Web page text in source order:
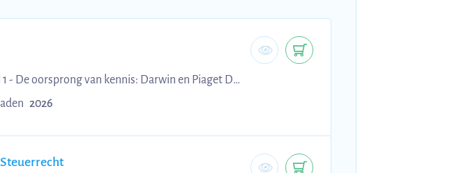
onderzoek naar de
Piaget. Deze
2026